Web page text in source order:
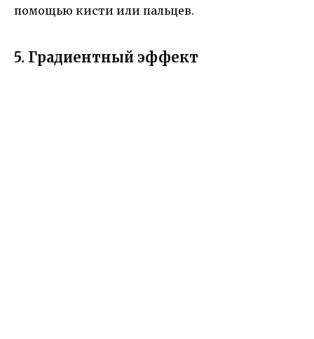
помощью кисти или пальцев.
5. Градиентный эффект